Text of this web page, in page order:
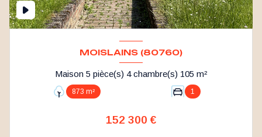
MOISLAINS (80760)
Maison 5 pièce(s) 4 chambre(s) 105 m²
873 m² 1
152 300 €